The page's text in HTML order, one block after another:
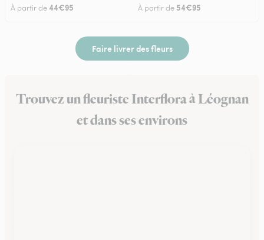
À partir de44€95 À partir de 54€95
Faire livrer des fleurs
Trouvez un fleuriste Interflora à Léognan
et dans ses environs